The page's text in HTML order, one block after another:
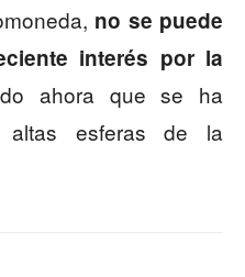
no se puede
interés por la
ahora que se ha
esferas de la